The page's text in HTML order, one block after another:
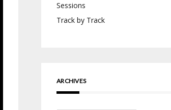
Sessions
Track by Track
ARCHIVES